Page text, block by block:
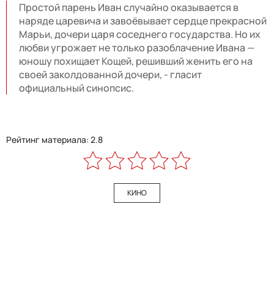
Простой парень Иван случайно оказывается в
наряде царевича и завоёвывает сердце прекрасной
Марьи, дочери царя соседнего государства. Но их
любви угрожает не только разоблачение Ивана —
юношу похищает Кощей, решивший женить его на
своей заколдованной дочери, - гласит
официальный синопсис.
Рейтинг материала: 2.8
КИНО